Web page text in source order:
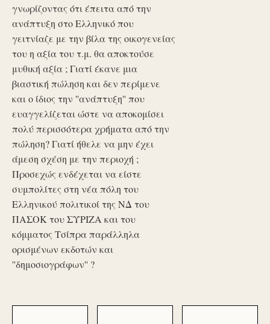
γνωρίζοντας ότι έπειτα από την
ανάπτυξη στο Ελληνικό που
γειτνίαζε με την βίλα της οικογενείας
του η αξία του τ.μ. θα αποκτούσε
μυθική αξία ; Γιατί έκανε μια
βιαστική πώληση και δεν περίμενε
και ο ίδιος την ''ανάπτυξη'' που
ευαγγελίζεται ώστε να αποκομίσει
πολύ περισσότερα χρήματα από την
πώληση? Γιατί ήθελε να μην έχει
άμεση σχέση με την περιοχή ;
Προσεχώς ενδέχεται να είστε
συμπολίτες στη νέα πόλη του
Ελληνικού πολιτικοί της ΝΔ του
ΠΑΣΟΚ του ΣΥΡΙΖΑ και του
κόμματος Τσίπρα παράλληλα
ορισμένων εκδοτών και
''δημοσιογράφων'' ?